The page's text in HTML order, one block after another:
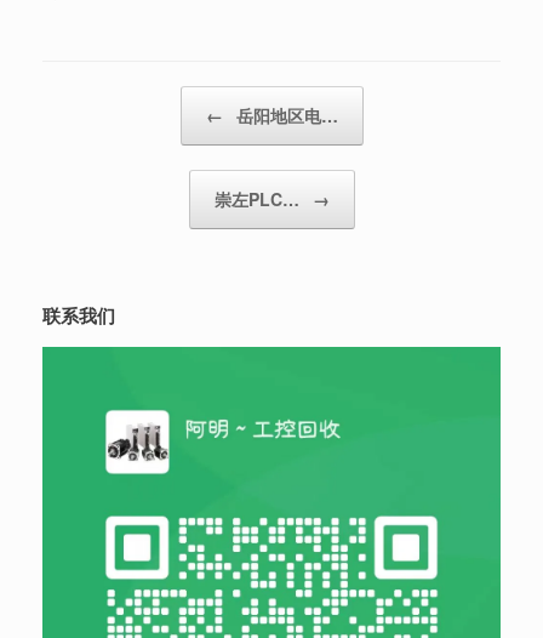
← 岳阳地区电…
崇左PLC… →
联系我们